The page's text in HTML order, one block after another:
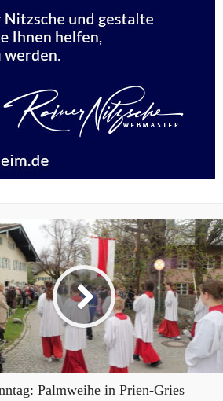
Palmweihe in Prien-Gries